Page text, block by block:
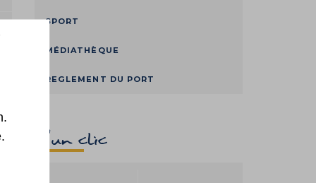
SPORT
MÉDIATHÈQUE
REGLEMENT DU PORT
D'un clic